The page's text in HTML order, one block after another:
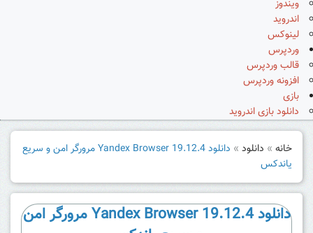
ویندوز
اندروید
لینوکس
وردپرس
قالب وردپرس
افزونه وردپرس
بازی
دانلود بازی اندروید
خانه » دانلود »
دانلود Yandex Browser 19.12.4 مرورگر امن و سریع
یاندکس
دانلود Yandex Browser 19.12.4 مرورگر امن